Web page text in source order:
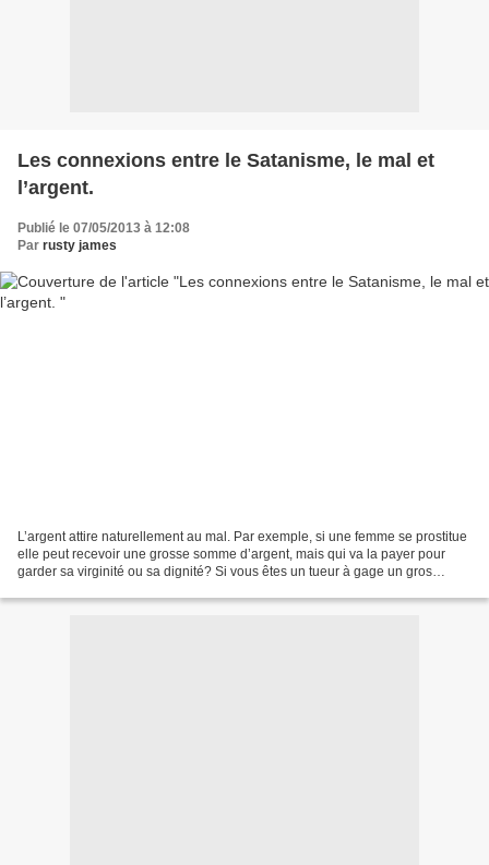
Les connexions entre le Satanisme, le mal et
l’argent.
Publié le 07/05/2013 à 12:08
Par rusty james
L’argent attire naturellement au mal. Par exemple, si une femme se prostitue
elle peut recevoir une grosse somme d’argent, mais qui va la payer pour
garder sa virginité ou sa dignité? Si vous êtes un tueur à gage un gros